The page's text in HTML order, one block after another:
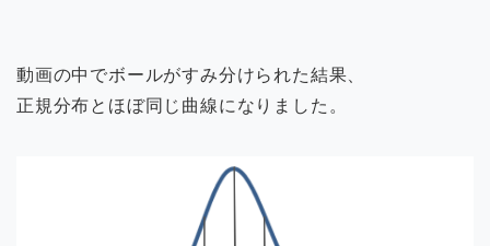
動画の中でボールがすみ分けられた結果、
正規分布とほぼ同じ曲線になりました。